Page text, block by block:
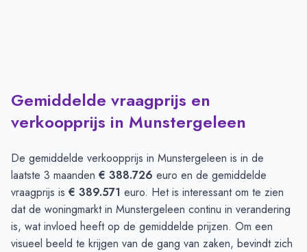
Gemiddelde vraagprijs en
verkoopprijs in Munstergeleen
De gemiddelde verkoopprijs in Munstergeleen is in de
laatste 3 maanden € 388.726 euro en de gemiddelde
vraagprijs is € 389.571 euro. Het is interessant om te zien
dat de woningmarkt in Munstergeleen continu in verandering
is, wat invloed heeft op de gemiddelde prijzen. Om een
visueel beeld te krijgen van de gang van zaken, bevindt zich